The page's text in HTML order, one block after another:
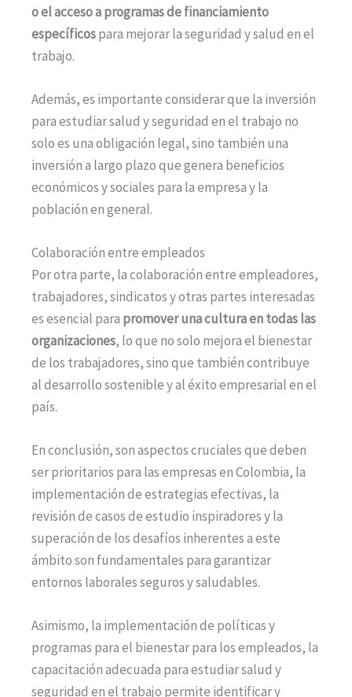
o el acceso a programas de financiamiento
específicospara mejorar la seguridad y salud en el
trabajo.
Además, es importante considerar que la inversión
para estudiar salud y seguridad en el trabajo no
solo es una obligación legal, sino también una
inversión a largo plazo que genera beneficios
económicos y sociales para la empresa y la
población en general.
Colaboración entre empleados
Por otra parte, la colaboración entre empleadores,
trabajadores, sindicatos y otras partes interesadas
es esencial para promover una cultura en todas las
organizaciones, lo que no solo mejora el bienestar
de los trabajadores, sino que también contribuye
al desarrollo sostenible y al éxito empresarial en el
país.
En conclusión, son aspectos cruciales que deben
ser prioritarios para las empresas en Colombia, la
implementación de estrategias efectivas, la
revisión de casos de estudio inspiradores y la
superación de los desafíos inherentes a este
ámbito son fundamentales para garantizar
entornos laborales seguros y saludables.
Asimismo, la implementación de políticas y
programas para el bienestar para los empleados, la
capacitación adecuada para estudiar salud y
seguridad en el trabajo permite identificar y